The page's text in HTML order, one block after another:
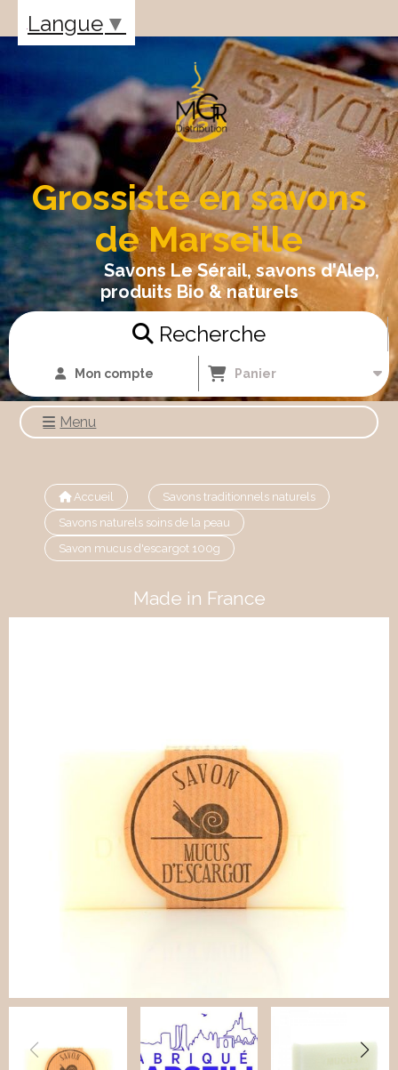
Grossiste en savons
de Marseille
Savons Le Sérail, savons d'Alep,
produits Bio & naturels
Recherche
Mon compte Panier
Menu
Accueil
Savons traditionnels naturels
Savons naturels soins de la peau
Savon mucus d'escargot 100g
Made in France
Langue ▼